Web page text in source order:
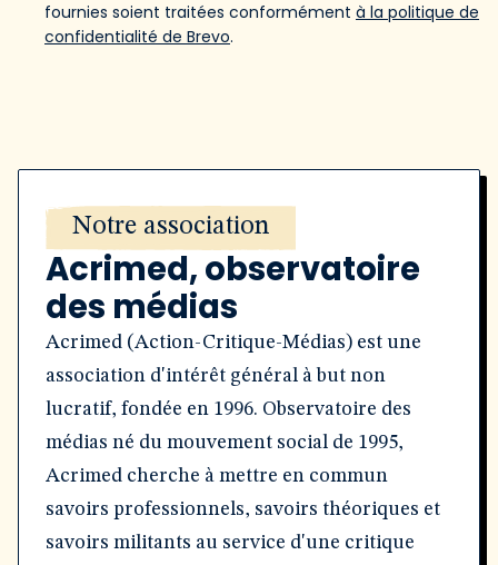
fournies soient traitées conformément à la politique de
confidentialité de Brevo.
Notre association
Acrimed, observatoire
des médias
Acrimed (Action-Critique-Médias) est une
association d'intérêt général à but non
lucratif, fondée en 1996. Observatoire des
médias né du mouvement social de 1995,
Acrimed cherche à mettre en commun
savoirs professionnels, savoirs théoriques et
savoirs militants au service d'une critique